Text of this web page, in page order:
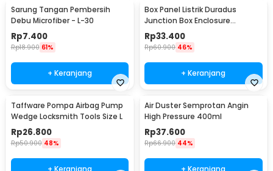
Sarung Tangan Pembersih
Debu Microfiber - L-30
Rp7.400
Rp18.900 61%
+ Keranjang
Box Panel Listrik Duradus
Junction Box Enclosure
Waterproof 158x90mm - B1589
Rp33.400
Rp60.900 46%
+ Keranjang
Taffware Pompa Airbag Pump
Wedge Locksmith Tools Size L
Rp26.800
Rp50.900 48%
Air Duster Semprotan Angin
High Pressure 400ml
Rp37.600
Rp66.900 44%